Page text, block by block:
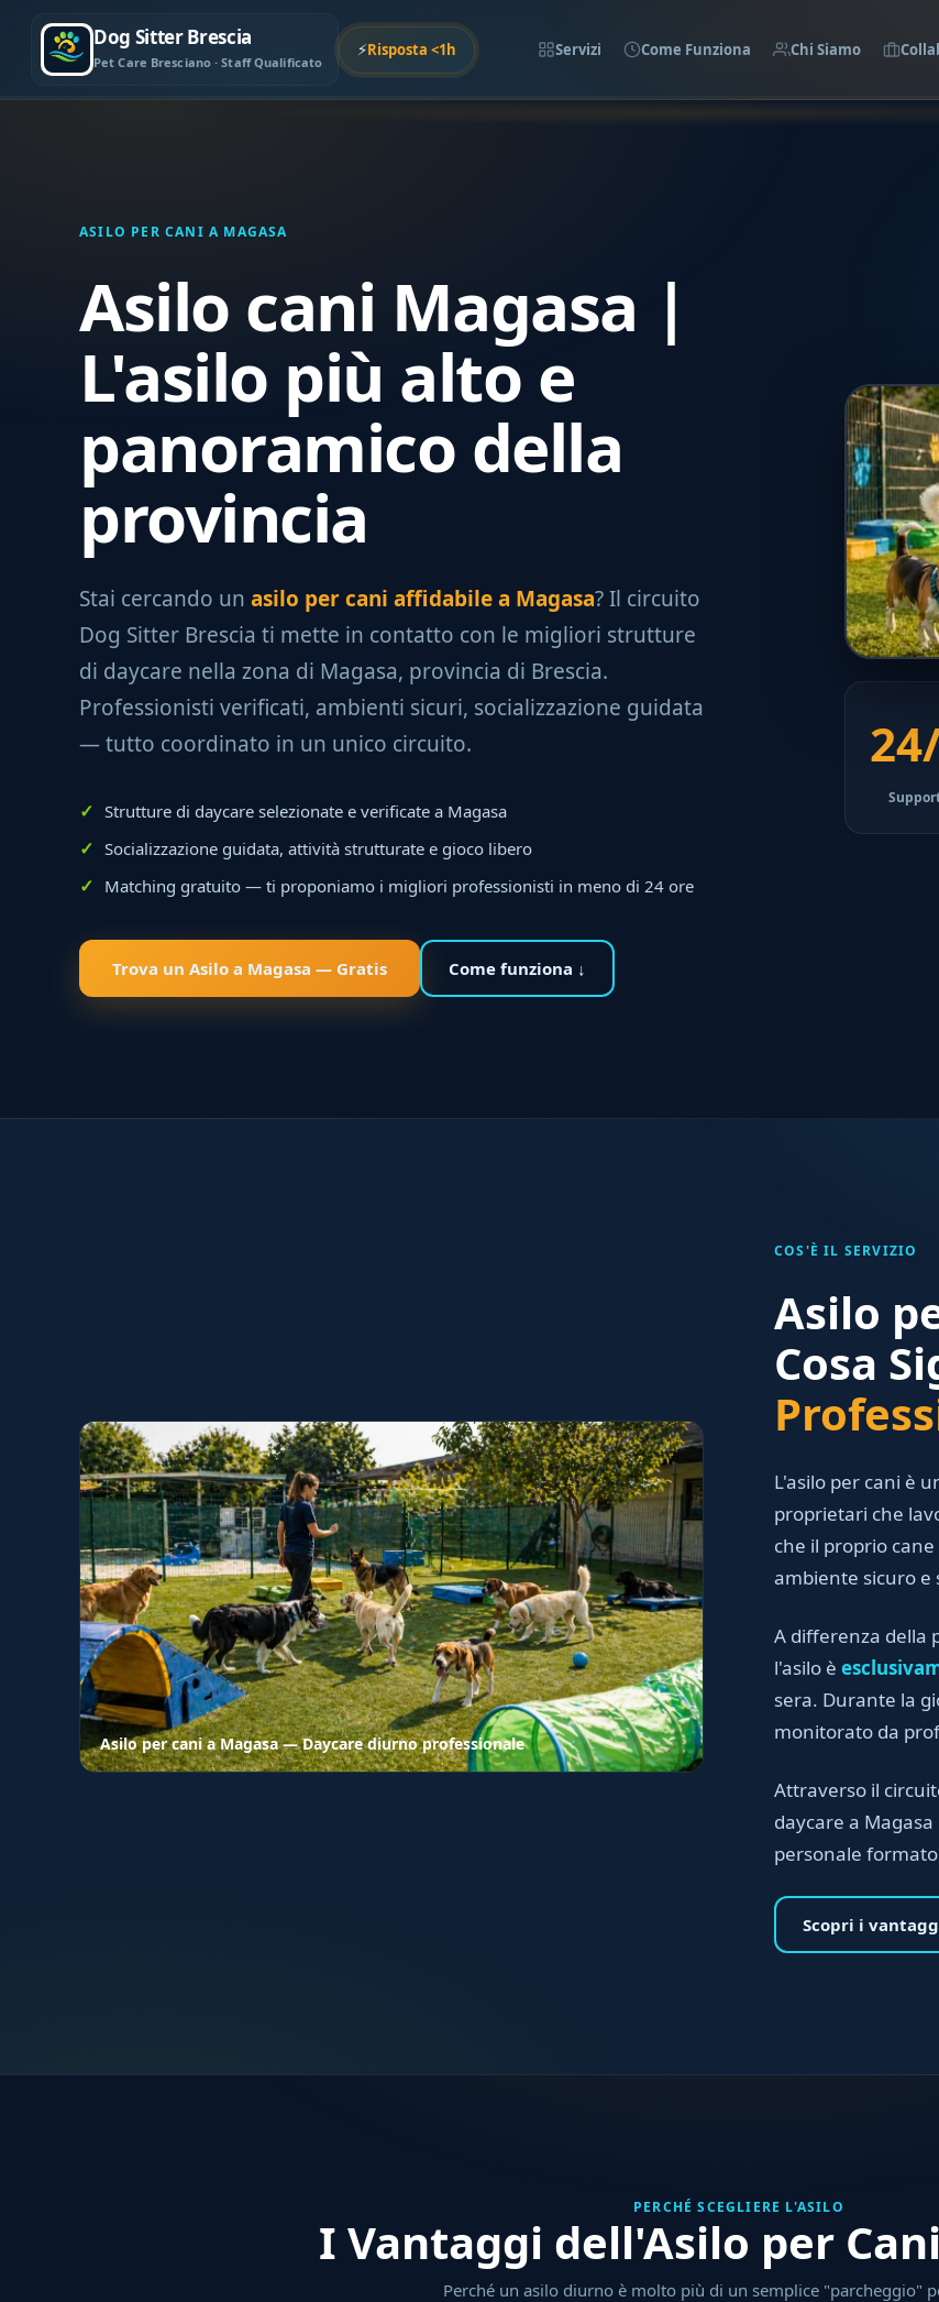
Dog Sitter Brescia
Pet Care Bresciano · Staff Qualificato
⚡Risposta <1h Servizi Come Funziona Chi Siamo
ASILO PER CANI A MAGASA
Asilo cani Magasa |
L'asilo più alto e
panoramico della
provincia
Stai cercando un asilo per cani affidabile a Magasa? Il circuito
Dog Sitter Brescia ti mette in contatto con le migliori strutture
di daycare nella zona di Magasa, provincia di Brescia.
Professionisti verificati, ambienti sicuri, socializzazione guidata
— tutto coordinato in un unico circuito.
Strutture di daycare selezionate e verificate a Magasa
Socializzazione guidata, attività strutturate e gioco libero
Matching gratuito — ti proponiamo i migliori professionisti in meno di 24 ore
Trova un Asilo a Magasa — Gratis Come funziona ↓
Asilo per cani a Magasa — Daycare diurno professionale
COS'È IL SERVIZIO
Asilo
Cosa
L'asilo per cani è
proprietari che
che il proprio
ambiente sicuro e
A differenza della
l'asilo è
sera. Durante la
monitorato da
Attraverso il
daycare a
personale
Scopri i
PERCHÉ SCEGLIERE L'ASILO
I Vantaggi dell'Asilo per
Perché un asilo diurno è molto più di un semplice "parcheggio"